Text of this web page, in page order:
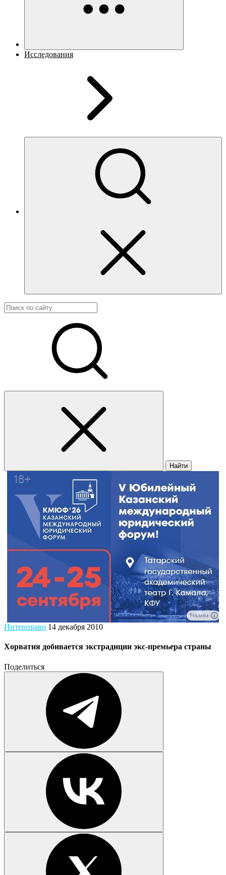
Исследования
Найти
Реклама
Интерправо 14 декабря 2010
Хорватия добивается экстрадиции экс-премьера страны
Поделиться